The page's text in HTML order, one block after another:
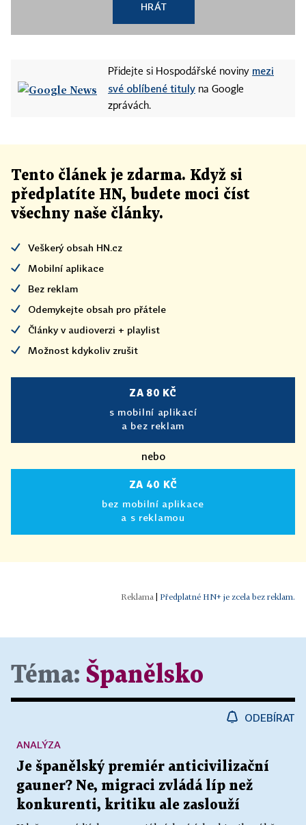
HRÁT
Přidejte si Hospodářské noviny mezi
své oblíbené tituly na Google
zprávách.
Tento článek je zdarma. Když si
předplatíte HN, budete moci číst
všechny naše články.
Veškerý obsah HN.cz
Mobilní aplikace
Bez reklam
Odemykejte obsah pro přátele
Články v audioverzi + playlist
Možnost kdykoliv zrušit
ZA 80 KČ
s mobilní aplikací
a bez reklam
nebo
ZA 40 KČ
bez mobilní aplikace
a s reklamou
Předplatné HN+ je zcela bez reklam.
Téma: Španělsko
ODEBÍRAT
Je španělský premiér anticivilizační
gauner? Ne, migraci zvládá líp než
konkurenti, kritiku ale zaslouží
ANALÝZA